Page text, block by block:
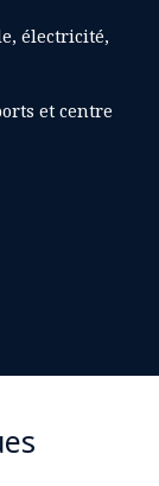
électricité,
et centre